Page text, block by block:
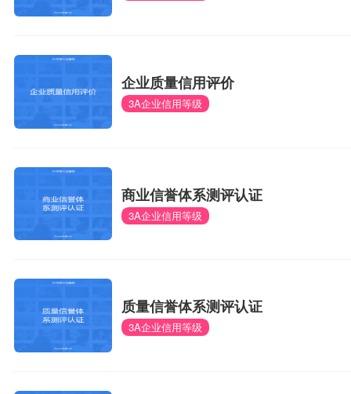
企业质量信用评价
3A企业信用等级
商业信誉体系测评认证
3A企业信用等级
质量信誉体系测评认证
3A企业信用等级